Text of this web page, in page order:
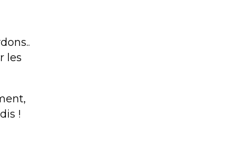
les
!